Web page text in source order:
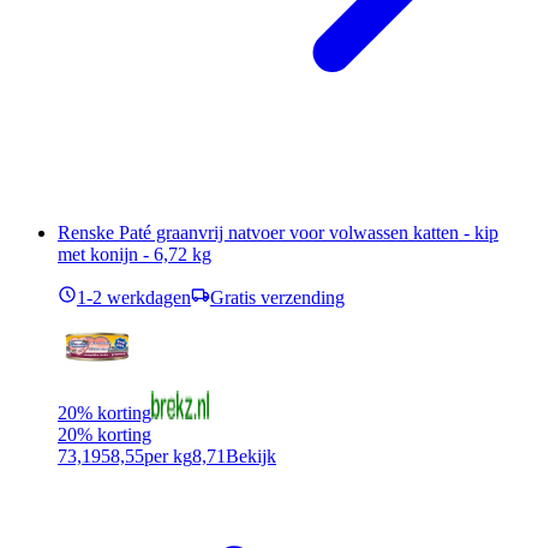
Renske Paté graanvrij natvoer voor volwassen katten - kip
met konijn - 6,72 kg
1-2 werkdagen Gratis verzending
20% korting
20% korting
73,1958,55per kg8,71Bekijk